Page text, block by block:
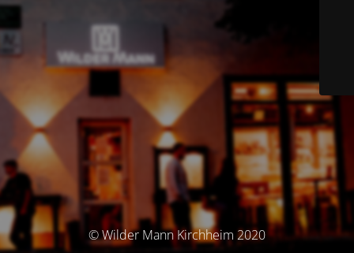
© Wilder Mann Kirchheim 2020